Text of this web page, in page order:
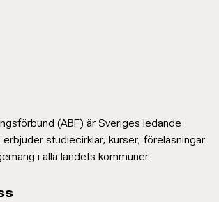
(ABF) är Sveriges ledande
studiecirklar, kurser, föreläsningar
i alla landets kommuner.